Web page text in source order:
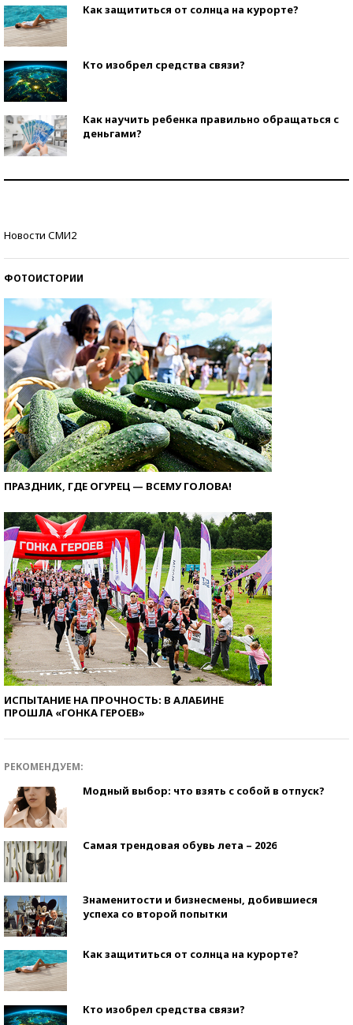
Как защититься от солнца на курорте?
Кто изобрел средства связи?
Как научить ребенка правильно обращаться с
деньгами?
Новости СМИ2
ФОТОИСТОРИИ
ПРАЗДНИК, ГДЕ ОГУРЕЦ — ВСЕМУ ГОЛОВА!
ИСПЫТАНИЕ НА ПРОЧНОСТЬ: В АЛАБИНЕ
ПРОШЛА «ГОНКА ГЕРОЕВ»
РЕКОМЕНДУЕМ:
Модный выбор: что взять с собой в отпуск?
Самая трендовая обувь лета – 2026
Знаменитости и бизнесмены, добившиеся
успеха со второй попытки
Как защититься от солнца на курорте?
Кто изобрел средства связи?